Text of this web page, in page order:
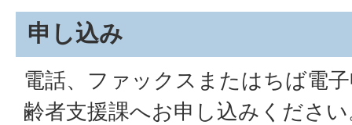
申し込み
電話、ファックスまたはちば電
齢者支援課へお申し込みくださ